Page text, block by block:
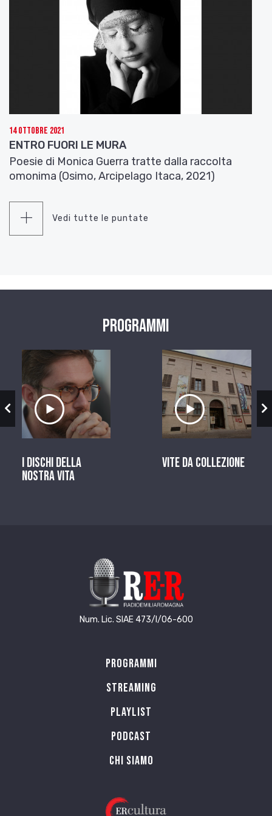
alimentare l’antica disputa: i porcini appenninici
sono più brutti di quelli prealpini, ma a loro dire più
saporiti. John Cage, appassionato di funghi,
conservò fino all’ultimo dei suoi giorni un bel
ricordo di questo lembo d’Italia, dove una piccola,
trascurata e poco valorizzata ferrovia, per un
giorno fu il centro mondiale dell’avanguardia
musicale e artistica degli anni ’70.
14 Ottobre 2021
ENTRO FUORI LE MURA
Poesie di Monica Guerra tratte dalla raccolta
omonima (Osimo, Arcipelago Itaca, 2021)
Vedi tutte le puntate
Programmi
Ascolta il servizio
I dischi della
nostra vita
Ascolta il
Vite da Collezione
Num. Lic. SIAE 473/I/06-600
Programmi
Streaming
Playlist
PODCAST
Chi siamo